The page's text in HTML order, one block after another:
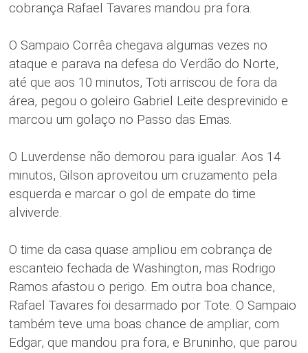
cobrança Rafael Tavares mandou pra fora.
O Sampaio Corrêa chegava algumas vezes no
ataque e parava na defesa do Verdão do Norte,
até que aos 10 minutos, Toti arriscou de fora da
área, pegou o goleiro Gabriel Leite desprevinido e
marcou um golaço no Passo das Emas.
O Luverdense não demorou para igualar. Aos 14
minutos, Gilson aproveitou um cruzamento pela
esquerda e marcar o gol de empate do time
alviverde.
O time da casa quase ampliou em cobrança de
escanteio fechada de Washington, mas Rodrigo
Ramos afastou o perigo. Em outra boa chance,
Rafael Tavares foi desarmado por Tote. O Sampaio
também teve uma boas chance de ampliar, com
Edgar, que mandou pra fora, e Bruninho, que parou